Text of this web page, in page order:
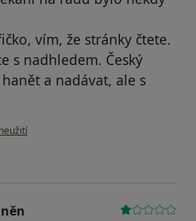
vím, že stránky čtete.
s nadhledem. Český
a nadávat, ale s
uživatele Váš účet byl odstraněn